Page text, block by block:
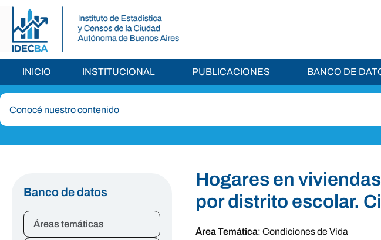
INICIO INSTITUCIONAL PUBLICACIONES BANCO DE
Banco de datos
Áreas temáticas
Hogares en
por distrito escolar.
Área Temática: Condiciones de Vida